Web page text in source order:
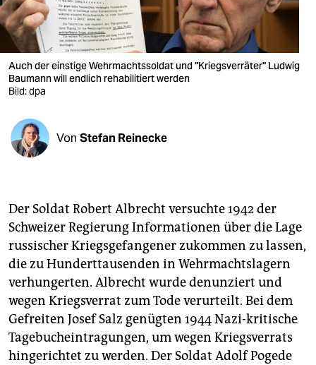
verlag
verlag
veranstaltungen
shop
fragen & hilfe
unterstützen
genossenschaft
epaper login
Auch der einstige Wehrmachtssoldat und "Kriegsverräter" Ludwig
Baumann will endlich rehabilitiert werden
Bild: dpa
Von Stefan Reinecke
Der Soldat Robert Albrecht versuchte 1942 der
Schweizer Regierung Informationen über die Lage
russischer Kriegsgefangener zukommen zu lassen,
die zu Hunderttausenden in Wehrmachtslagern
verhungerten. Albrecht wurde denunziert und
wegen Kriegsverrat zum Tode verurteilt. Bei dem
Gefreiten Josef Salz genügten 1944 Nazi-kritische
Tagebucheintragungen, um wegen Kriegsverrats
hingerichtet zu werden. Der Soldat Adolf Pogede